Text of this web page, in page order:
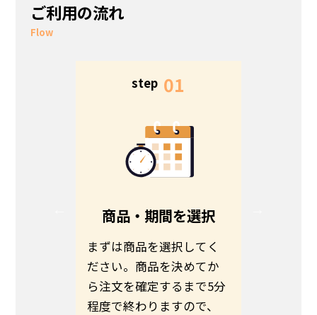
ご利用の流れ
Flow
step 01
商品・期間を選択
まずは商品を選択してく
ださい。商品を決めてか
ら注文を確定するまで5分
程度で終わりますので、